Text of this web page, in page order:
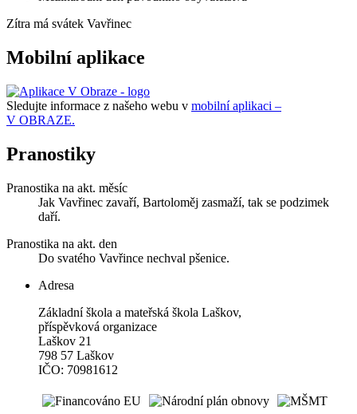
Zítra má svátek Vavřinec
Mobilní aplikace
Sledujte informace z našeho webu v mobilní aplikaci –
V OBRAZE.
Pranostiky
Pranostika na akt. měsíc
Jak Vavřinec zavaří, Bartoloměj zasmaží, tak se podzimek
daří.
Pranostika na akt. den
Do svatého Vavřince nechval pšenice.
Adresa
Základní škola a mateřská škola Laškov,
příspěvková organizace
Laškov 21
798 57 Laškov
IČO: 70981612